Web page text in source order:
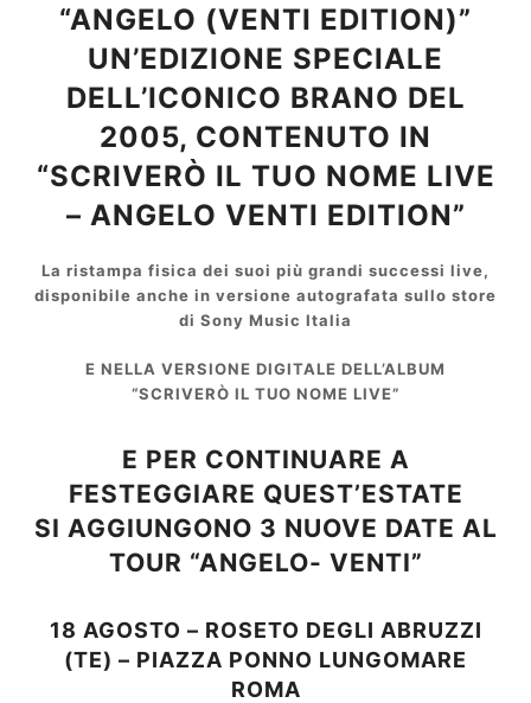
“ANGELO (VENTI EDITION)”
UN’EDIZIONE SPECIALE
DELL’ICONICO BRANO DEL
2005, CONTENUTO IN
“SCRIVERÒ IL TUO NOME LIVE
– ANGELO VENTI EDITION”
La ristampa fisica dei suoi più grandi successi live,
disponibile anche in versione autografata sullo store
di Sony Music Italia
E NELLA VERSIONE DIGITALE DELL’ALBUM
“SCRIVERÒ IL TUO NOME LIVE”
E PER CONTINUARE A
FESTEGGIARE QUEST’ESTATE
SI AGGIUNGONO 3 NUOVE DATE AL
TOUR “ANGELO- VENTI”
18 AGOSTO – ROSETO DEGLI ABRUZZI
(TE) – PIAZZA PONNO LUNGOMARE
ROMA